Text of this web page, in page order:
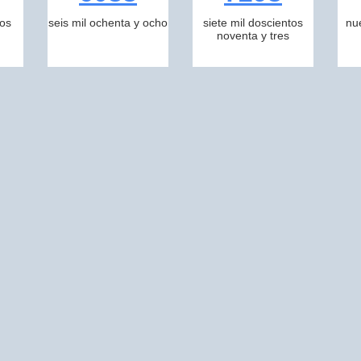
seis mil ochenta y ocho
siete mil doscientos
noventa y tres